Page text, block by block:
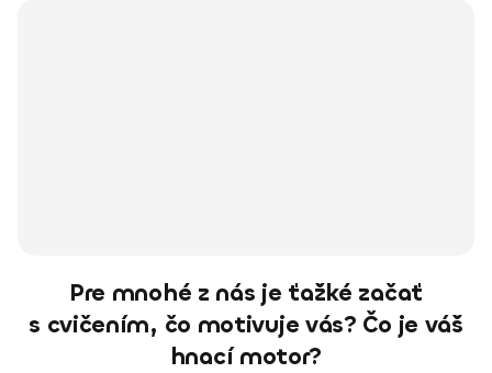
Pre mnohé z nás je ťažké začať
s cvičením, čo motivuje vás? Čo je váš
hnací motor?